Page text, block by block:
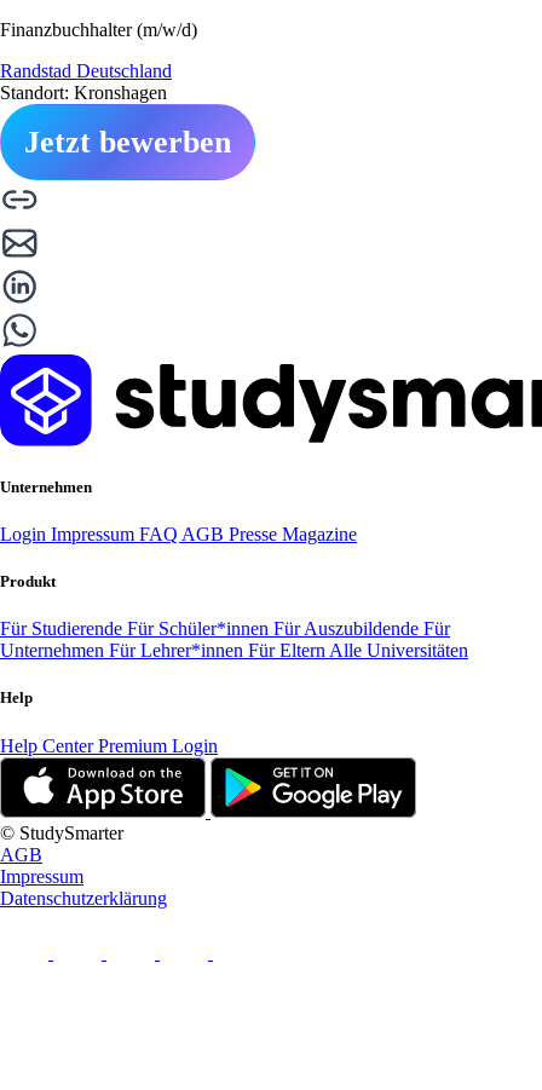
Finanzbuchhalter (m/w/d)
Randstad Deutschland
Standort: Kronshagen
Jetzt bewerben
Unternehmen
Login Impressum FAQ AGB Presse Magazine
Produkt
Für Studierende Für Schüler*innen Für Auszubildende Für
Unternehmen Für Lehrer*innen Für Eltern Alle Universitäten
Help
Help CenterPremium Login
© StudySmarter
AGB
Impressum
Datenschutzerklärung